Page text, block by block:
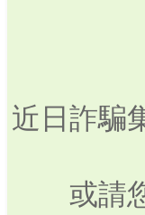
近日詐騙
或請